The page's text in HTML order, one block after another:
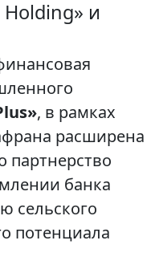
Holding» и
, в рамках
расширена
партнерство
банка
сельского
потенциала